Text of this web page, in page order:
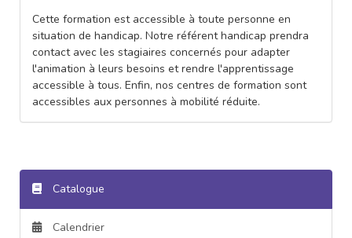
Cette formation est accessible à toute personne en
situation de handicap. Notre référent handicap prendra
contact avec les stagiaires concernés pour adapter
l'animation à leurs besoins et rendre l'apprentissage
accessible à tous. Enfin, nos centres de formation sont
accessibles aux personnes à mobilité réduite.
Catalogue
Calendrier